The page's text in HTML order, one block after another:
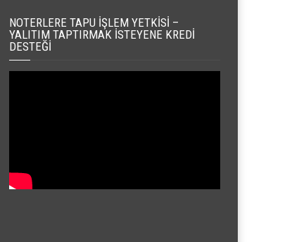
NOTERLERE TAPU İŞLEM YETKISI –
YALITIM TAPTIRMAK İSTEYENE KREDI
DESTEĞI